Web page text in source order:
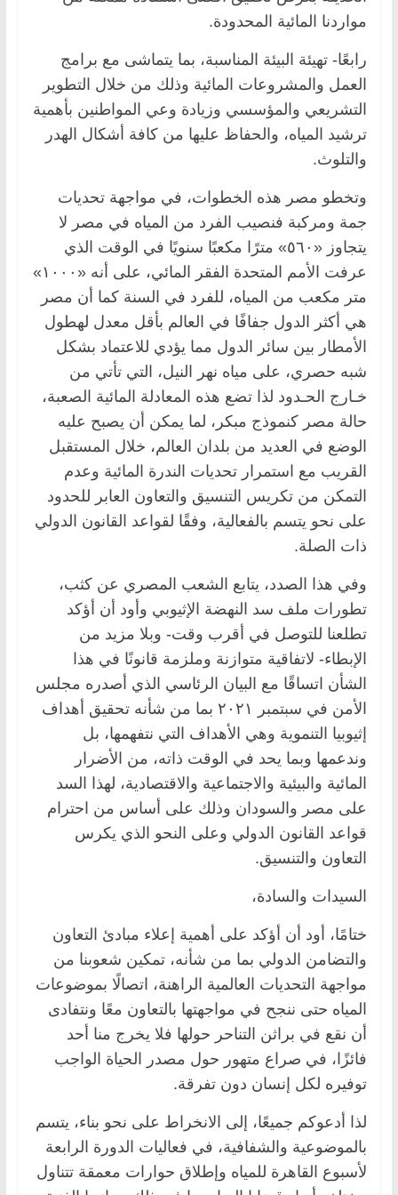
مواردنا المائية المحدودة.
رابعًا- تهيئة البيئة المناسبة، بما يتماشى مع برامج
العمل والمشروعات المائية وذلك من خلال التطوير
التشريعي والمؤسسي وزيادة وعي المواطنين بأهمية
ترشيد المياه، والحفاظ عليها من كافة أشكال الهدر
والتلوث.
وتخطو مصر هذه الخطوات، في مواجهة تحديات
جمة ومركبة فنصيب الفرد من المياه في مصر لا
يتجاوز «٥٦٠» مترًا مكعبًا سنويًا في الوقت الذي
عرفت الأمم المتحدة الفقر المائي، على أنه «١٠٠٠»
متر مكعب من المياه، للفرد في السنة كما أن مصر
هي أكثر الدول جفافًا في العالم بأقل معدل لهطول
الأمطار بين سائر الدول مما يؤدي للاعتماد بشكل
شبه حصري، على مياه نهر النيل، التي تأتي من
خـارج الحـدود لذا تضع هذه المعادلة المائية الصعبة،
حالة مصر كنموذج مبكر، لما يمكن أن يصبح عليه
الوضع في العديد من بلدان العالم، خلال المستقبل
القريب مع استمرار تحديات الندرة المائية وعدم
التمكن من تكريس التنسيق والتعاون العابر للحدود
على نحو يتسم بالفعالية، وفقًا لقواعد القانون الدولي
ذات الصلة.
وفي هذا الصدد، يتابع الشعب المصري عن كثب،
تطورات ملف سد النهضة الإثيوبي وأود أن أؤكد
تطلعنا للتوصل في أقرب وقت- وبلا مزيد من
الإبطاء- لاتفاقية متوازنة وملزمة قانونًا في هذا
الشأن اتساقًا مع البيان الرئاسي الذي أصدره مجلس
الأمن في سبتمبر ٢٠٢١ بما من شأنه تحقيق أهداف
إثيوبيا التنموية وهي الأهداف التي نتفهمها، بل
وندعمها وبما يحد في الوقت ذاته، من الأضرار
المائية والبيئية والاجتماعية والاقتصادية، لهذا السد
على مصر والسودان وذلك على أساس من احترام
قواعد القانون الدولي وعلى النحو الذي يكرس
التعاون والتنسيق.
السيدات والسادة،
ختامًا، أود أن أؤكد على أهمية إعلاء مبادئ التعاون
والتضامن الدولي بما من شأنه، تمكين شعوبنا من
مواجهة التحديات العالمية الراهنة، اتصالًا بموضوعات
المياه حتى ننجح في مواجهتها بالتعاون معًا ونتفادى
أن نقع في براثن التناحر حولها فلا يخرج منا أحد
فائزًا، في صراع متهور حول مصدر الحياة الواجب
توفيره لكل إنسان دون تفرقة.
لذا أدعوكم جميعًا، إلى الانخراط على نحو بناء، يتسم
بالموضوعية والشفافية، في فعاليات الدورة الرابعة
لأسبوع القاهرة للمياه وإطلاق حوارات معمقة تتناول